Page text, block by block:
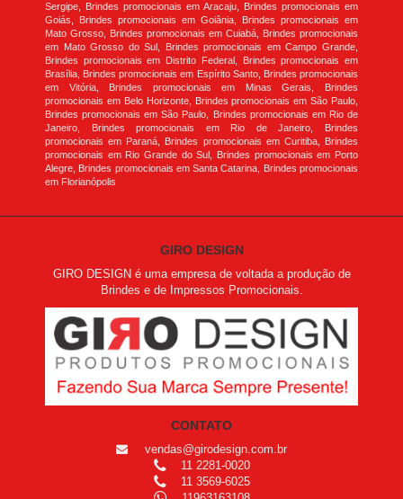
Sergipe, Brindes promocionais em Aracaju, Brindes promocionais em
Goiás, Brindes promocionais em Goiânia, Brindes promocionais em
Mato Grosso, Brindes promocionais em Cuiabá, Brindes promocionais
em Mato Grosso do Sul, Brindes promocionais em Campo Grande,
Brindes promocionais em Distrito Federal, Brindes promocionais em
Brasília, Brindes promocionais em Espírito Santo, Brindes promocionais
em Vitória, Brindes promocionais em Minas Gerais, Brindes
promocionais em Belo Horizonte, Brindes promocionais em São Paulo,
Brindes promocionais em São Paulo, Brindes promocionais em Rio de
Janeiro, Brindes promocionais em Rio de Janeiro, Brindes
promocionais em Paraná, Brindes promocionais em Curitiba, Brindes
promocionais em Rio Grande do Sul, Brindes promocionais em Porto
Alegre, Brindes promocionais em Santa Catarina, Brindes promocionais
em Florianópolis
GIRO DESIGN
GIRO DESIGN é uma empresa de voltada a produção de
Brindes e de Impressos Promocionais.
CONTATO
vendas@girodesign.com.br
11 2281-0020
11 3569-6025